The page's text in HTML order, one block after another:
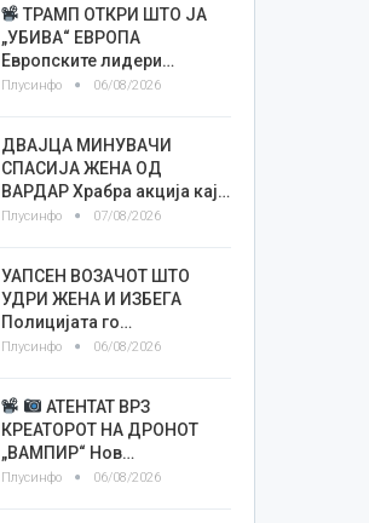
ТРАМП ОТКРИ ШТО ЈА
„УБИВА“ ЕВРОПА
Европските лидери…
Плусинфо 06/08/2026
ДВАЈЦА МИНУВАЧИ
СПАСИЈА ЖЕНА ОД
ВАРДАР Храбра акција кај…
Плусинфо 07/08/2026
УАПСЕН ВОЗАЧОТ ШТО
УДРИ ЖЕНА И ИЗБЕГА
Полицијата го…
Плусинфо 06/08/2026
АТЕНТАТ ВРЗ
КРЕАТОРОТ НА ДРОНОТ
„ВАМПИР“ Нов…
Плусинфо 06/08/2026